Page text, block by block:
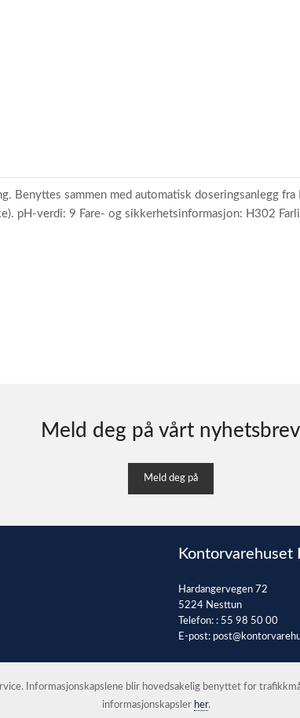
Benyttes sammen med automatisk doseringsanlegg
pH-verdi: 9 Fare- og sikkerhetsinformasjon: H302
Meld deg på vårt nyhetsbrev
Meld deg på
Kontorvarehuset
Hardangervegen 72
5224 Nesttun
Telefon: : 55 98 50 00
E-post:
Informasjonskapslene blir hovedsakelig benyttet for
informasjonskapsler her.